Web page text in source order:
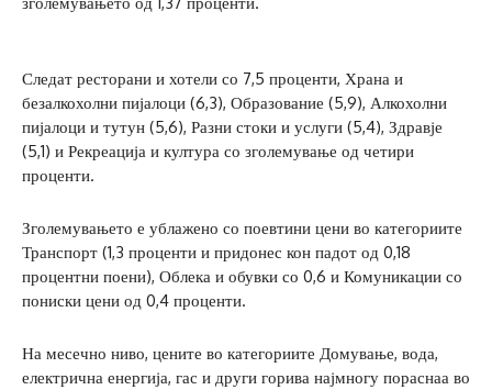
Следат ресторани и хотели со 7,5 проценти, Храна и
безалкохолни пијалоци (6,3), Образование (5,9), Алкохолни
пијалоци и тутун (5,6), Разни стоки и услуги (5,4), Здравје
(5,1) и Рекреација и култура со зголемување од четири
проценти.
Зголемувањето е ублажено со поевтини цени во категориите
Транспорт (1,3 проценти и придонес кон падот од 0,18
процентни поени), Облека и обувки со 0,6 и Комуникации со
пониски цени од 0,4 проценти.
На месечно ниво, цените во категориите Домување, вода,
електрична енергија, гас и други горива најмногу пораснаа во